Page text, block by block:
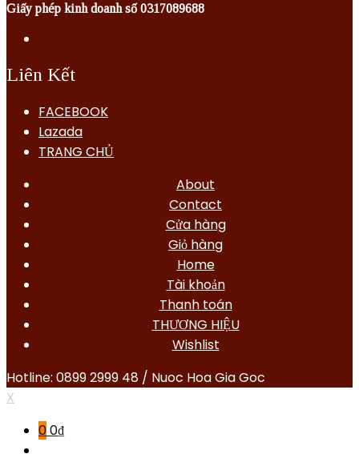
Giấy phép kinh doanh số 0317089688
Liên Kết
FACEBOOK
Lazada
TRANG CHỦ
About
Contact
Cửa hàng
Giỏ hàng
Home
Tài khoản
Thanh toán
THƯƠNG HIỆU
Wishlist
Hotline: 0899 2999 48 / Nuoc Hoa Gia Goc
X
00₫